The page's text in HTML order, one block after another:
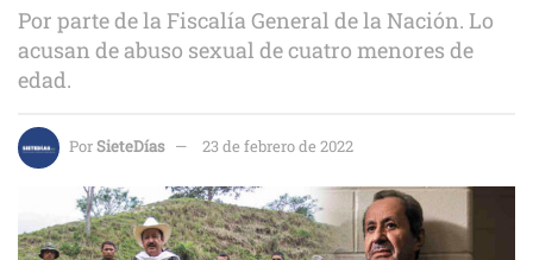
Por parte de la Fiscalía General de la Nación. Lo
acusan de abuso sexual de cuatro menores de
edad.
PorSieteDías 23 de febrero de 2022